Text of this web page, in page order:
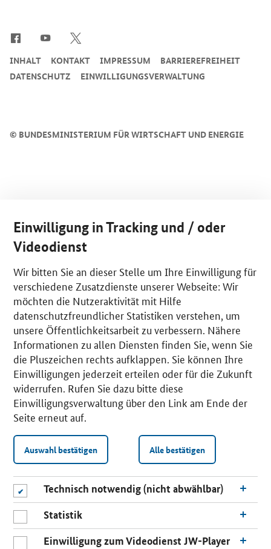
© BUNDESMINISTERIUM FÜR WIRTSCHAFT UND ENERGIE
INHALT KONTAKT IMPRESSUM
BARRIEREFREIHEIT
DATENSCHUTZ
EINWILLIGUNGSVERWALTUNG
Einwilligung in Tracking und / oder
Videodienst
Wir bitten Sie an dieser Stelle um Ihre Einwilligung für
verschiedene Zusatzdienste unserer Webseite: Wir
möchten die Nutzeraktivität mit Hilfe
datenschutzfreundlicher Statistiken verstehen, um
unsere Öffentlichkeitsarbeit zu verbessern. Nähere
Informationen zu allen Diensten finden Sie, wenn Sie
die Pluszeichen rechts aufklappen. Sie können Ihre
Einwilligungen jederzeit erteilen oder für die Zukunft
widerrufen. Rufen Sie dazu bitte diese
Einwilligungsverwaltung über den Link am Ende der
Seite erneut auf.
Auswahl bestätigen Alle bestätigen
Technisch notwendig (nicht abwählbar)
Statistik
Einwilligung zum Videodienst JW-Player